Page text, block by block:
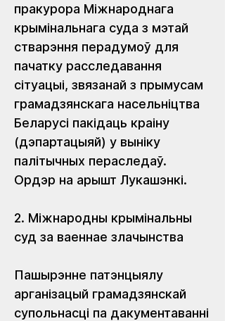
пракурора Міжнароднага
крымінальнага суда з мэтай
стварэння перадумоў для
пачатку расследавання
сітуацыі, звязанай з прымусам
грамадзянскага насельніцтва
Беларусі пакідаць краіну
(дэпартацыяй) у выніку
палітычных пераследаў.
Ордэр на арышт Лукашэнкі.
2. Міжнародны крымінальны
суд за ваеннае злачынства
Пашырэнне патэнцыялу
арганізацый грамадзянскай
супольнасці па дакументаванні